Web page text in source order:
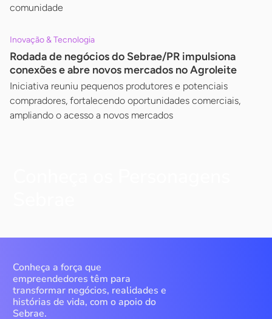
comunidade
Inovação & Tecnologia
Rodada de negócios do Sebrae/PR impulsiona
conexões e abre novos mercados no Agroleite
Iniciativa reuniu pequenos produtores e potenciais
compradores, fortalecendo oportunidades comerciais,
ampliando o acesso a novos mercados
Conheça a força que
empreendedores têm para
transformar negócios, realidades e
histórias de vida, com o apoio do
Sebrae.